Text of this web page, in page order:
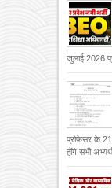
जुलाई 2026
प्रोफेसर के
होंगे सभी